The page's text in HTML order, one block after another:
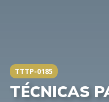
TTTP-0185
TÉCNICAS